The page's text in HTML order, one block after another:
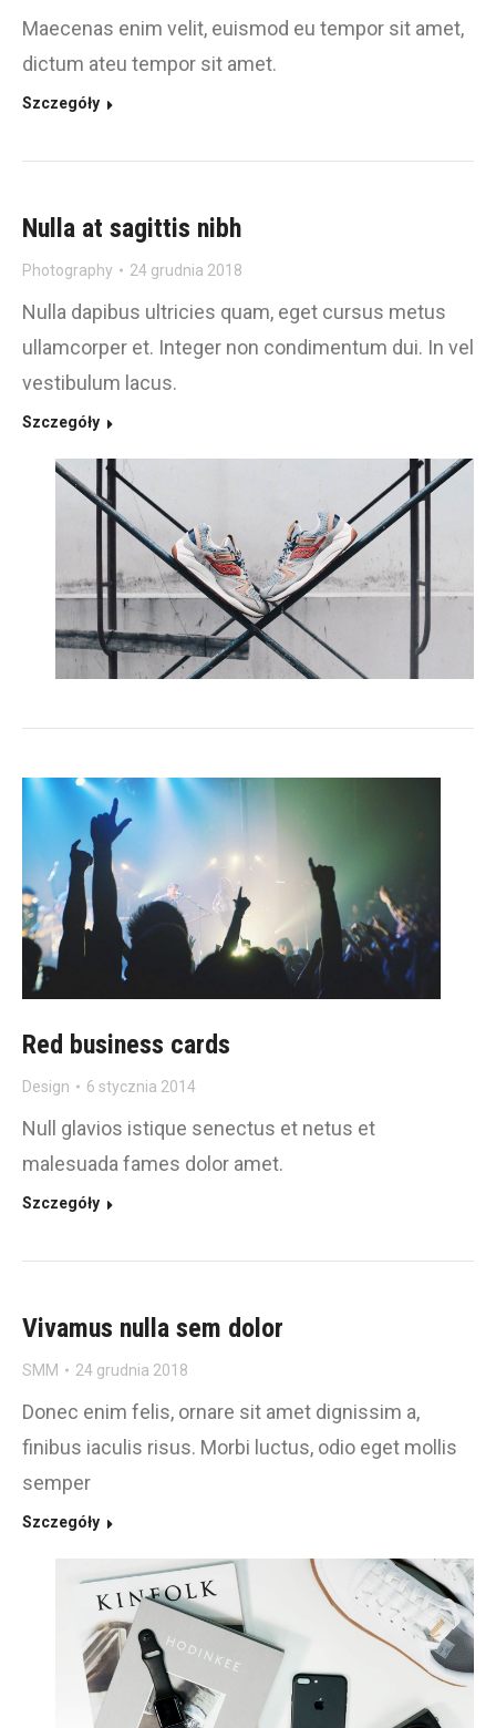
Maecenas enim velit, euismod eu tempor sit amet,
dictum ateu tempor sit amet.
Szczegóły
Nulla at sagittis nibh
Photography 24 grudnia 2018
Nulla dapibus ultricies quam, eget cursus metus
ullamcorper et. Integer non condimentum dui. In vel
vestibulum lacus.
Szczegóły
Red business cards
Design 6 stycznia 2014
Null glavios istique senectus et netus et
malesuada fames dolor amet.
Szczegóły
Vivamus nulla sem dolor
SMM 24 grudnia 2018
Donec enim felis, ornare sit amet dignissim a,
finibus iaculis risus. Morbi luctus, odio eget mollis
semper
Szczegóły